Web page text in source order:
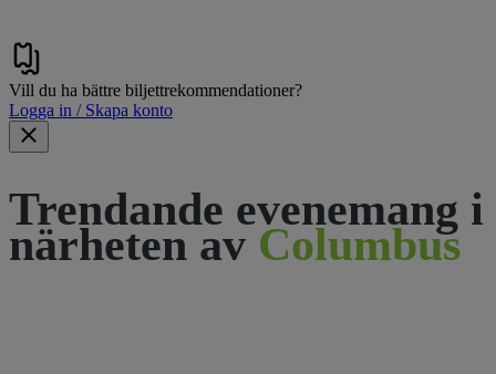
Vill du ha bättre biljettrekommendationer?
Logga in / Skapa konto
Trendande evenemang i
närheten av Columbus